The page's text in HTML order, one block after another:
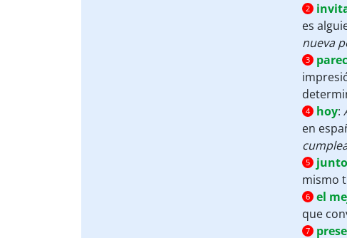
2
es
nueva
3
4 hoy:
en
5
mismo
6 el
que
7